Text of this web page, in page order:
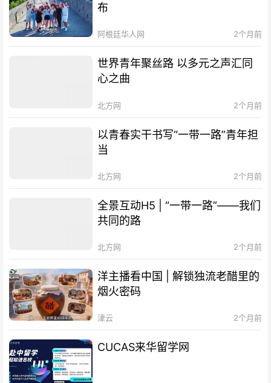
布
阿根廷华人网 2个月前
世界青年聚丝路 以多元之声汇同
心之曲
北方网 2个月前
以青春实干书写“一带一路”青年担
当
北方网 2个月前
全景互动H5 | “一带一路”——我们
共同的路
北方网 2个月前
洋主播看中国 | 解锁独流老醋里的
烟火密码
津云 2个月前
CUCAS来华留学网